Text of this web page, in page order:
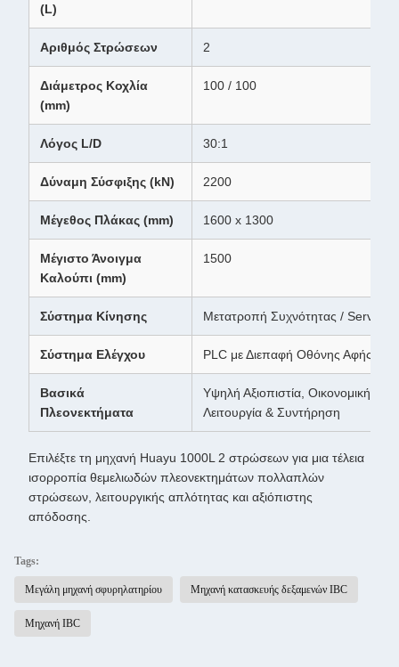
(L)
Αριθμός Στρώσεων 2
Διάμετρος Κοχλία
(mm)
100 / 100
Λόγος L/D 30:1
Δύναμη Σύσφιξης (kN) 2200
Μέγεθος Πλάκας (mm) 1600 x 1300
Μέγιστο Άνοιγμα
Καλούπι (mm)
1500
Σύστημα Κίνησης Μετατροπή Συχνότητας / Servo
Σύστημα Ελέγχου PLC με Διεπαφή Οθόνης Αφής
Βασικά
Πλεονεκτήματα
Υψηλή Αξιοπιστία, Οικονομική
Λειτουργία & Συντήρηση
Επιλέξτε τη μηχανή Huayu 1000L 2 στρώσεων για μια τέλεια
ισορροπία θεμελιωδών πλεονεκτημάτων πολλαπλών
στρώσεων, λειτουργικής απλότητας και αξιόπιστης
απόδοσης.
Tags:
Μεγάλη μηχανή σφυρηλατηρίου Μηχανή κατασκευής δεξαμενών IBC
Μηχανή IBC